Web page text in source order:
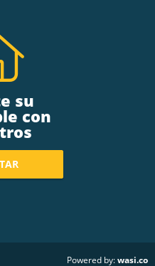
su
con
Powered by:wasi.co